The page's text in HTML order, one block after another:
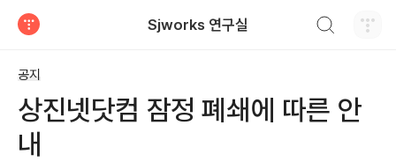
Sjworks 연구실
공지
상진넷닷컴 잠정 폐쇄에 따른 안
내